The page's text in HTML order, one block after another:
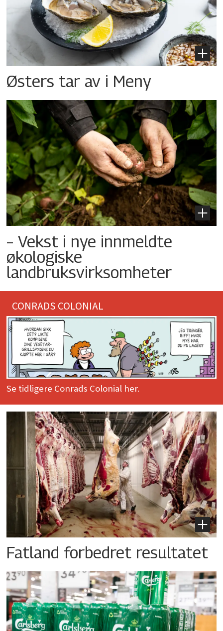
Østers tar av i Meny
– Vekst i nye innmeldte
økologiske
landbruksvirksomheter
CONRADS COLONIAL
Se tidligere Conrads Colonial her.
Fatland forbedret resultatet